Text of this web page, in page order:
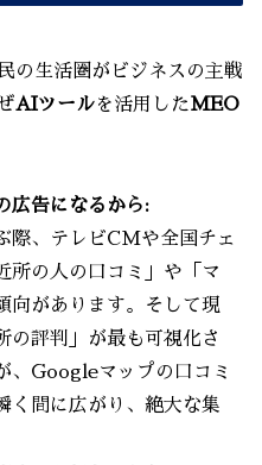
の生活圏がビジネスの主戦
AIツールを活用したMEO
広告になるから:
際、テレビCMや全国チェ
所の人の口コミ」や「マ
向があります。そして現
の評判」が最も可視化さ
、Googleマップの口コミ
く間に広がり、絶大な集